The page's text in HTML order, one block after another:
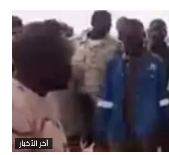
آخر الأخبار